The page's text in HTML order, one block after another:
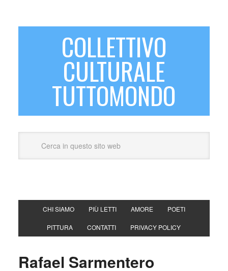
COLLETTIVO
CULTURALE
TUTTOMONDO
CHI SIAMO PIÙ LETTI AMORE POETI
PITTURA CONTATTI PRIVACY POLICY
Rafael Sarmentero